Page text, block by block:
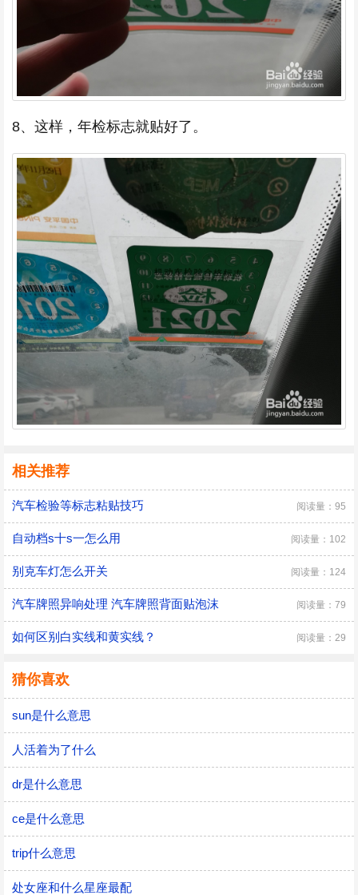
8、这样，年检标志就贴好了。
相关推荐
汽车检验等标志粘贴技巧 阅读量：95
自动档s十s一怎么用 阅读量：102
别克车灯怎么开关 阅读量：124
汽车牌照异响处理 汽车牌照背面贴泡沫 阅读量：79
如何区别白实线和黄实线？ 阅读量：29
猜你喜欢
sun是什么意思
人活着为了什么
dr是什么意思
ce是什么意思
trip什么意思
处女座和什么星座最配